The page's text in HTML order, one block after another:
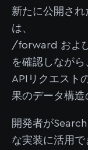
新たに公開され
は、
/forward およ
を確認しながら
APIリクエスト
果のデータ構造
開発者が
な実装に活用